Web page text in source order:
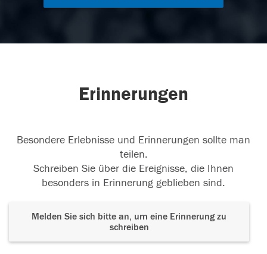
Erinnerungen
Besondere Erlebnisse und Erinnerungen sollte man
teilen.
Schreiben Sie über die Ereignisse, die Ihnen
besonders in Erinnerung geblieben sind.
Melden Sie sich bitte an, um eine Erinnerung zu
schreiben